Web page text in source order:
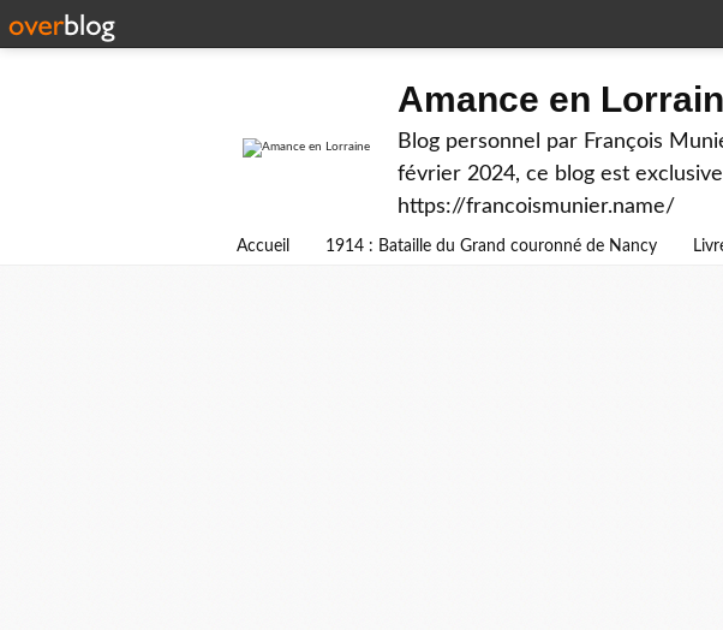
Amance en
Blog personnel par François
février 2024, ce blog est
https://francoismunier.name/
Accueil 1914 : Bataille du Grand couronné de Nancy